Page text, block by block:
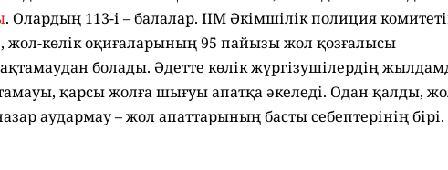
. Олардың 113-і – балалар. ІІМ Әкімшілік полиция
жол-көлік оқиғаларының 95 пайызы жол қозғалысы
болады. Әдетте көлік жүргізушілердің
қарсы жолға шығуы апатқа әкеледі. Одан қалды,
аудармау – жол апаттарының басты себептерінің бірі.